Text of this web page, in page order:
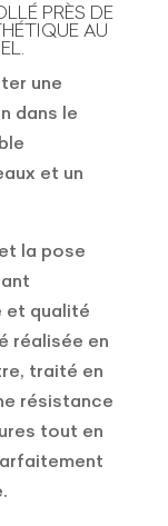
PRÈS DE
AU
une
dans le
et un
la pose
et qualité
réalisée en
traité en
résistance
tout en